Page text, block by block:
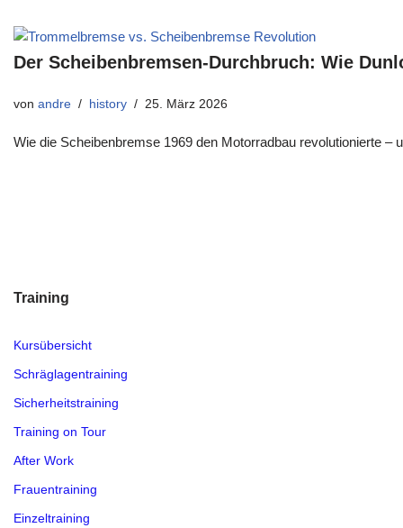
Der Scheibenbremsen-Durchbruch: Wie
von andre history 25. März 2026
Wie die Scheibenbremse 1969 den Motorradbau revolutionierte –
Training
Kursübersicht
Schräglagentraining
Sicherheitstraining
Training on Tour
After Work
Frauentraining
Einzeltraining